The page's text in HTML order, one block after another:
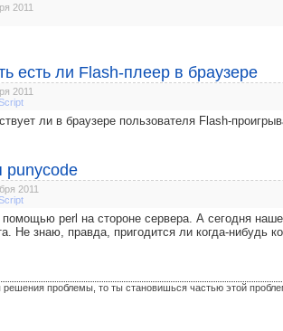
2011
есть ли Flash-плеер в браузере
2011
ли в браузере пользователя Flash-
punycode
2011
perl на стороне сервера. А сегодня
Не знаю, правда, пригодится ли когда-нибудь
решения проблемы, то ты становишься частью этой